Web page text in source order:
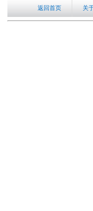
返回首页 关